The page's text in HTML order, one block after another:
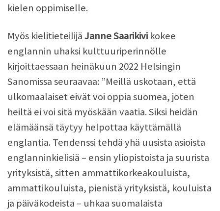
kielen oppimiselle.
Myös kielitieteilijäJanne Saarikivi kokee
englannin uhaksi kulttuuriperinnölle
kirjoittaessaan heinäkuun 2022 Helsingin
Sanomissa seuraavaa: ”Meillä uskotaan, että
ulkomaalaiset eivät voi oppia suomea, joten
heiltä ei voi sitä myöskään vaatia. Siksi heidän
elämäänsä täytyy helpottaa käyttämällä
englantia. Tendenssi tehdä yhä uusista asioista
englanninkielisiä – ensin yliopistoista ja suurista
yrityksistä, sitten ammattikorkeakouluista,
ammattikouluista, pienistä yrityksistä, kouluista
ja päiväkodeista – uhkaa suomalaista